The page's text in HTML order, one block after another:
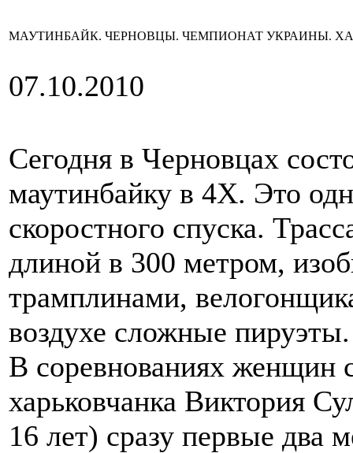
МАУТИНБАЙК. ЧЕРНОВЦЫ. ЧЕМПИОНАТ УКРАИНЫ.
07.10.2010
Сегодня в Черновцах
маутинбайку в 4Х. Это
скоростного спуска.
длиной в 300 метром,
трамплинами,
воздухе сложные пируэты.
В соревнованиях женщин
харьковчанка Виктория
16 лет) сразу первые два